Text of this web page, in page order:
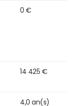
0 €
14 425 €
4,0 an(s)